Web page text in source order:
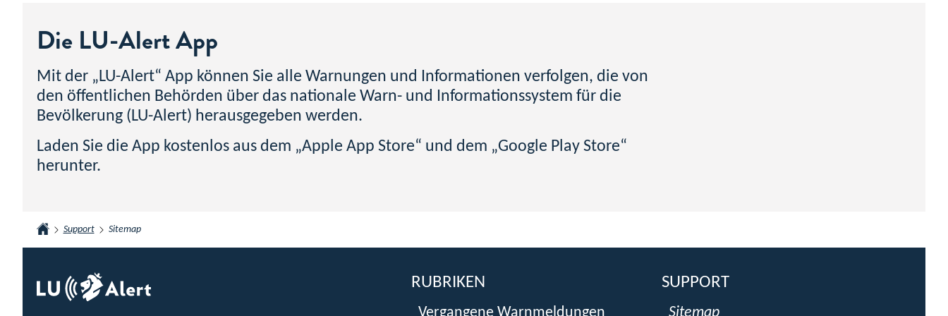
Die LU-Alert App
Mit der „LU-Alert“ App können Sie alle Warnungen und Informationen verfolgen, die von
den öffentlichen Behörden über das nationale Warn- und Informationssystem für die
Bevölkerung (LU-Alert) herausgegeben werden.
Laden Sie die App kostenlos aus dem „Apple App Store“ und dem „Google Play Store“
herunter.
Support Sitemap
Footer RUBRIKEN
Vergangene Warnmeldungen
SUPPORT
Sitemap